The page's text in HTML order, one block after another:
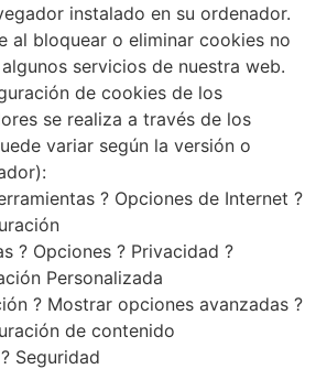
instalado en su ordenador.
al bloquear o eliminar cookies no
servicios de nuestra web.
de cookies de los
se realiza a través de los
variar según la versión o
? Opciones de Internet ?
? Opciones ? Privacidad ?
Personalizada
? Mostrar opciones avanzadas ?
de contenido
Seguridad